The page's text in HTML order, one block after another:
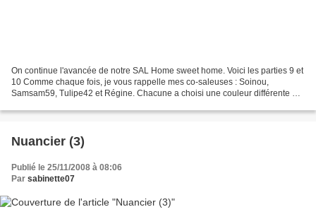
On continue l'avancée de notre SAL Home sweet home. Voici les parties 9 et
10 Comme chaque fois, je vous rappelle mes co-saleuses : Soinou,
Samsam59, Tulipe42 et Régine. Chacune a choisi une couleur différente et
Nuancier (3)
Publié le 25/11/2008 à 08:06
Par sabinette07